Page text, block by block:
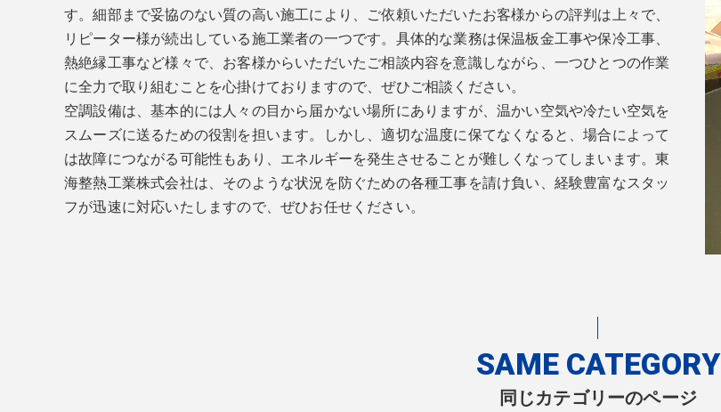
す。細部まで妥協のない質の高い施工により、ご依頼いただいたお客様からの評判は上々で、
リピーター様が続出している施工業者の一つです。具体的な業務は保温板金工事や保冷工事、
熱絶縁工事など様々で、お客様からいただいたご相談内容を意識しながら、一つひとつの作業
に全力で取り組むことを心掛けておりますので、ぜひご相談ください。
空調設備は、基本的には人々の目から届かない場所にありますが、温かい空気や冷たい空気を
スムーズに送るための役割を担います。しかし、適切な温度に保てなくなると、場合によって
は故障につながる可能性もあり、エネルギーを発生させることが難しくなってしまいます。東
海整熱工業株式会社は、そのような状況を防ぐための各種工事を請け負い、経験豊富なスタッ
フが迅速に対応いたしますので、ぜひお任せください。
同じカテゴリーのページ
SAME CATEGORY